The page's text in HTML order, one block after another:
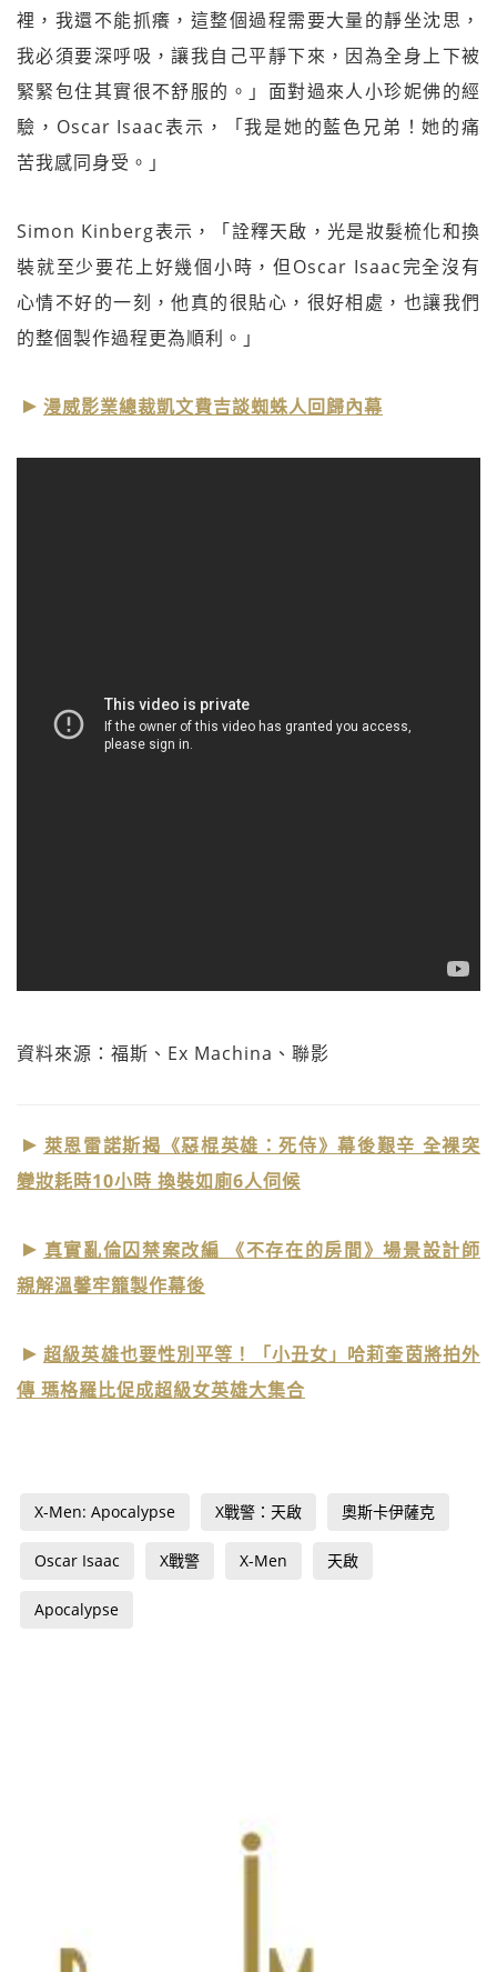
裡，我還不能抓癢，這整個過程需要大量的靜坐沈思，
我必須要深呼吸，讓我自己平靜下來，因為全身上下被
緊緊包住其實很不舒服的。」面對過來人小珍妮佛的經
驗，Oscar Isaac表示，「我是她的藍色兄弟！她的痛
苦我感同身受。」
Simon Kinberg表示，「詮釋天啟，光是妝髮梳化和換
裝就至少要花上好幾個小時，但Oscar Isaac完全沒有
心情不好的一刻，他真的很貼心，很好相處，也讓我們
的整個製作過程更為順利。」
漫威影業總裁凱文費吉談蜘蛛人回歸內幕
資料來源：福斯、Ex Machina、聯影
萊恩雷諾斯揭《惡棍英雄：死侍》幕後艱辛 全裸突
變妝耗時10小時 換裝如廁6人伺候
真實亂倫囚禁案改編 《不存在的房間》場景設計師
親解溫馨牢籠製作幕後
超級英雄也要性別平等！「小丑女」哈莉奎茵將拍外
傳 瑪格羅比促成超級女英雄大集合
X-Men: Apocalypse X戰警：天啟 奧斯卡伊薩克
Oscar Isaac X戰警 X-Men 天啟
Apocalypse